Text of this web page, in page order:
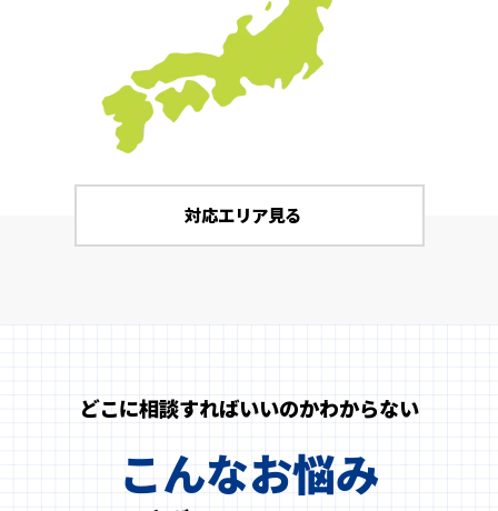
対応エリア見る
どこに相談すればいいのかわからない
こんなお悩み